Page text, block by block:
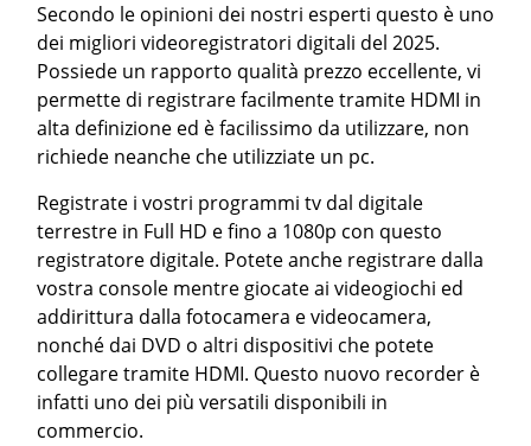
Secondo le opinioni dei nostri esperti questo è uno
dei migliori videoregistratori digitali del 2025.
Possiede un rapporto qualità prezzo eccellente, vi
permette di registrare facilmente tramite HDMI in
alta definizione ed è facilissimo da utilizzare, non
richiede neanche che utilizziate un pc.
Registrate i vostri programmi tv dal digitale
terrestre in Full HD e fino a 1080p con questo
registratore digitale. Potete anche registrare dalla
vostra console mentre giocate ai videogiochi ed
addirittura dalla fotocamera e videocamera,
nonché dai DVD o altri dispositivi che potete
collegare tramite HDMI. Questo nuovo recorder è
infatti uno dei più versatili disponibili in
commercio.